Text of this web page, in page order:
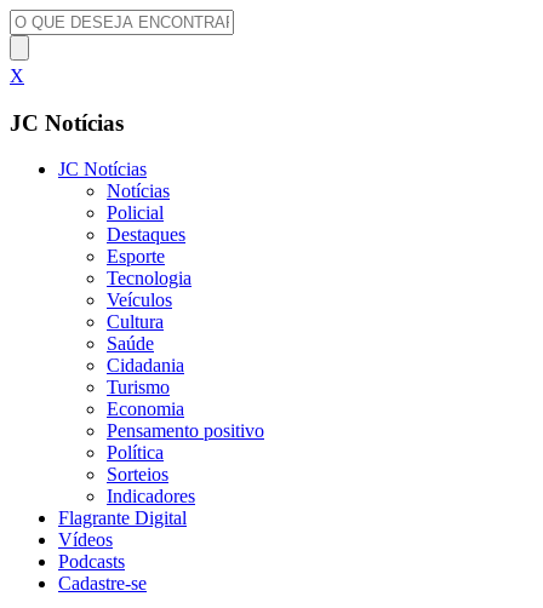
X
JC Notícias
JC Notícias
Notícias
Policial
Destaques
Esporte
Tecnologia
Veículos
Cultura
Saúde
Cidadania
Turismo
Economia
Pensamento positivo
Política
Sorteios
Indicadores
Flagrante Digital
Vídeos
Podcasts
Cadastre-se